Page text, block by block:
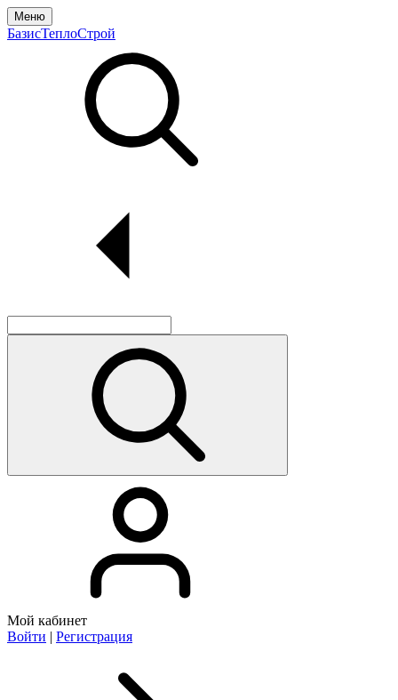
Меню
БазисТеплоСтрой
Мой кабинет
Войти | Регистрация